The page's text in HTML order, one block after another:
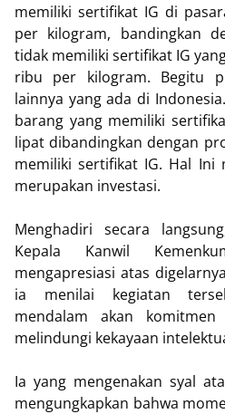
memiliki sertifikat IG di
per kilogram, bandingkan
tidak memiliki sertifikat IG
ribu per kilogram. Begitu
lainnya yang ada di
barang yang memiliki
lipat dibandingkan dengan
memiliki sertifikat IG. Hal Ini
merupakan investasi.
Menghadiri secara
Kepala Kanwil
mengapresiasi atas
ia menilai kegiatan
mendalam akan komitmen
melindungi kekayaan
Ia yang mengenakan syal
mengungkapkan bahwa